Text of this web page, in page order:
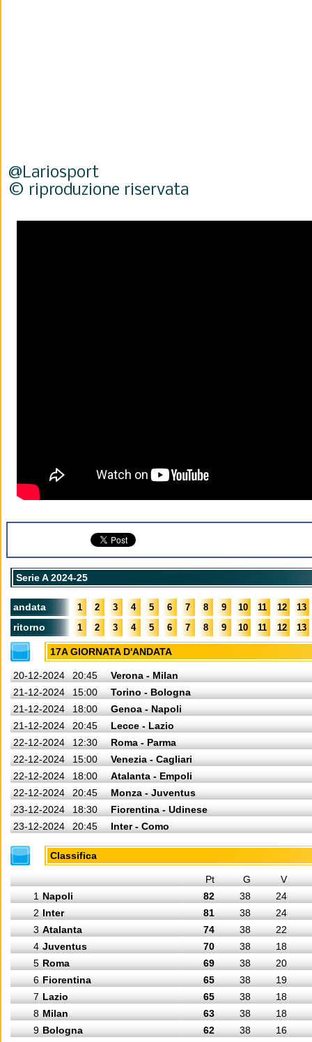
@Lariosport
© riproduzione riservata
Serie A 2024-25
andata 1 2 3 4 5 6 7 8 9 10 11 12 13
ritorno 1 2 3 4 5 6 7 8 9 10 11 12 13
17A GIORNATA D'ANDATA
20-12-2024 20:45
Verona - Milan
21-12-2024
15:00
Torino - Bologna
21-12-2024
18:00
Genoa - Napoli
21-12-2024
20:45
Lecce - Lazio
22-12-2024
12:30
Roma - Parma
22-12-2024
15:00
Venezia - Cagliari
22-12-2024
18:00
Atalanta - Empoli
22-12-2024
20:45
Monza - Juventus
23-12-2024
18:30
Fiorentina - Udinese
23-12-2024
20:45 Inter - Como
Classifica
Pt G
V
1 Napoli 82 38
24
2 Inter 81 38
24
3 Atalanta 74 38
22
4 Juventus 70 38
18
5 Roma 69 38
20
6 Fiorentina 65 38
19
7 Lazio 65 38
18
8 Milan 63 38
18
9 Bologna 62 38
16